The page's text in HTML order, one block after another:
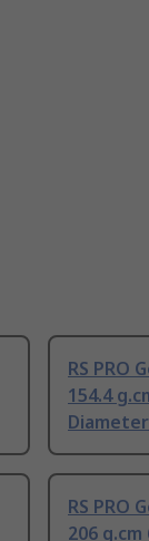
RS PRO
154.4
Diameter
RS PRO
206